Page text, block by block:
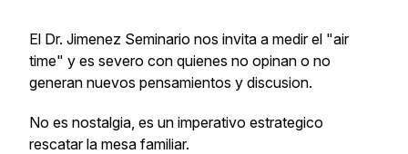
El Dr. Jimenez Seminario nos invita a medir el "air
time" y es severo con quienes no opinan o no
generan nuevos pensamientos y discusion.
No es nostalgia, es un imperativo estrategico
rescatar la mesa familiar.